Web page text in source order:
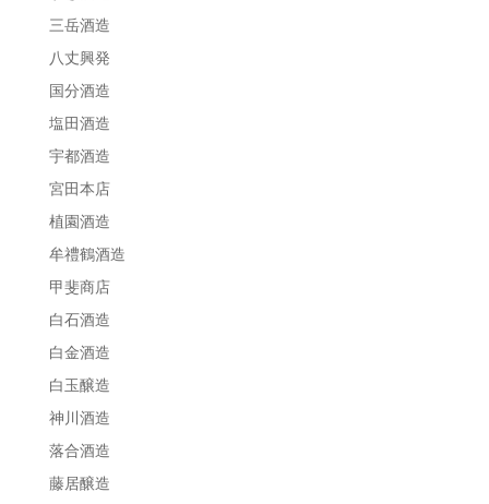
三岳酒造
八丈興発
国分酒造
塩田酒造
宇都酒造
宮田本店
植園酒造
牟禮鶴酒造
甲斐商店
白石酒造
白金酒造
白玉醸造
神川酒造
落合酒造
藤居醸造